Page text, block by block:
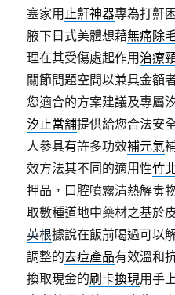
塞家用 止鼾神器專為打鼾
腋下日式美體想藉無痛除
理在其受傷處起作用 治療
關節問題空間以兼具金額
您適合的方案建議及專屬
汐止當舖提供給您合法安
人參具有許多功效補元氣
效方法其不同的適用性竹
押品，口腔噴霧清熱解毒
取數種道地中藥材之基於
英根據說在飯前喝過可以
調整的去痘產品有效溫和
換取現金的刷卡換現用手